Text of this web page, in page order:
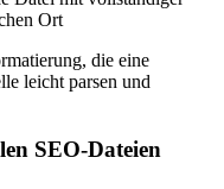
Ort
die eine
leicht parsen und
SEO-Dateien